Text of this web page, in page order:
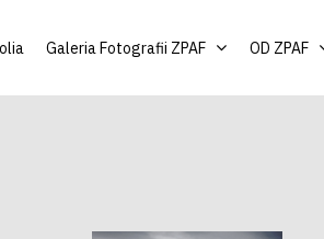
Galeria Fotografii ZPAF OD ZPAF